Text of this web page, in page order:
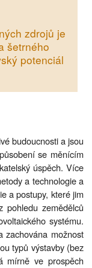
zdrojů je
šetrného
potenciál
budoucnosti a jsou
se měnícím
úspěch. Více
a technologie a
a postupy, které jim
zemědělců
systému.
zachována možnost
typů výstavby (bez
mírně ve prospěch